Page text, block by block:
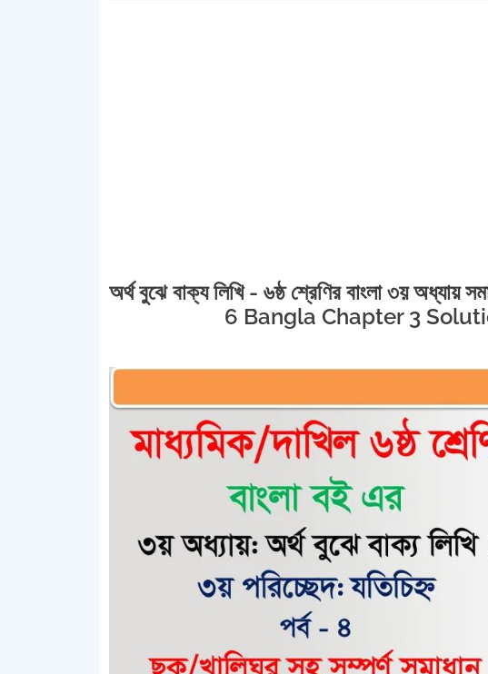
অর্থ বুঝে বাক্য লিখি - ৬ষ্ঠ শ্রেণির বাংলা ৩য় অধ্যায়
6 Bangla Chapter 3